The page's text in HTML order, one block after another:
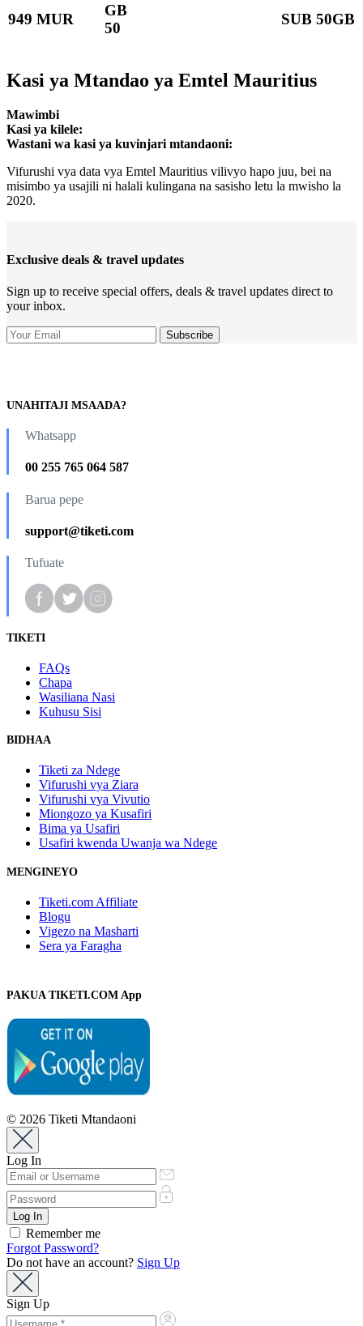
949 MUR
GB
50
SUB 50GB
Kasi ya Mtandao ya Emtel Mauritius
Mawimbi
Kasi ya kilele:
Wastani wa kasi ya kuvinjari mtandaoni:
Vifurushi vya data vya Emtel Mauritius vilivyo hapo juu, bei na
misimbo ya usajili ni halali kulingana na sasisho letu la mwisho la
2020.
Exclusive deals & travel updates
Sign up to receive special offers, deals & travel updates direct to
your inbox.
UNAHITAJI MSAADA?
Whatsapp
00 255 765 064 587
Barua pepe
support@tiketi.com
Tufuate
TIKETI
FAQs
Chapa
Wasiliana Nasi
Kuhusu Sisi
BIDHAA
Tiketi za Ndege
Vifurushi vya Ziara
Vifurushi vya Vivutio
Miongozo ya Kusafiri
Bima ya Usafiri
Usafiri kwenda Uwanja wa Ndege
MENGINEYO
Tiketi.com Affiliate
Blogu
Vigezo na Masharti
Sera ya Faragha
PAKUA TIKETI.COM App
© 2026 Tiketi Mtandaoni
Log In
Remember me
Forgot Password?
Do not have an account? Sign Up
Sign Up